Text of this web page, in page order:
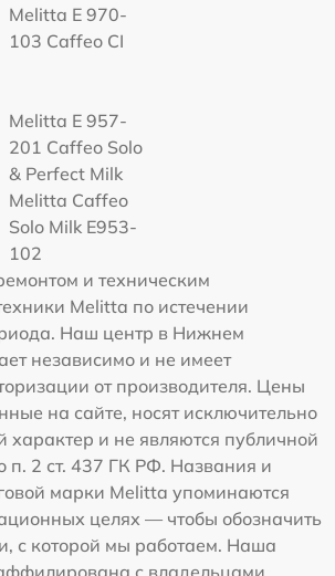
Melitta Е 970-
103 Caffeo CI
Melitta E 957-
201 Caffeo Solo
& Perfect Milk
Melitta Caffeo
Solo Milk E953-
102
и техническим
Melitta по истечении
Наш центр в Нижнем
независимо и не имеет
от производителя. Цены
на сайте, носят исключительно
характер и не являются публичной
п. 2 ст. 437 ГК РФ. Названия и
марки Melitta упоминаются
целях — чтобы обозначить
с которой мы работаем. Наша
с владельцами